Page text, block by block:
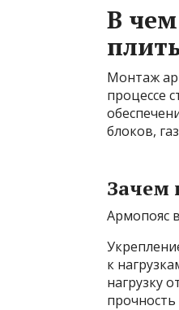
В
Монтаж
процессе
блоков,
Зачем
Армопояс
к
нагрузку